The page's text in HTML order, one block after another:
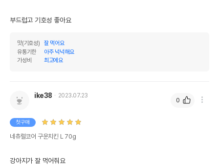
부드럽고 기호성 좋아요
맛(기호성)
잘 먹어요
유통기한
아주 넉넉해요
가성비
최고에요
ike38 2023.07.23
첫구매
네츄럴코어 구운치킨 L 70g
강아지가 잘 먹어줘요
0